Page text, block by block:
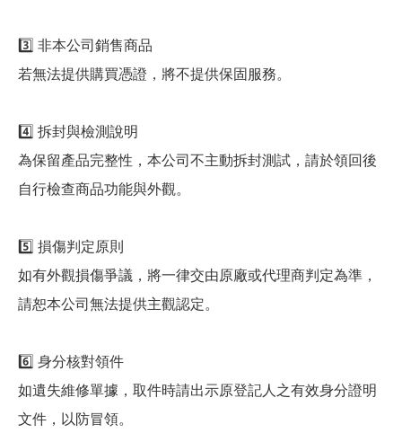
3️⃣ 非本公司銷售商品
若無法提供購買憑證，將不提供保固服務。
4️⃣ 拆封與檢測說明
為保留產品完整性，本公司不主動拆封測試，請於領回後
自行檢查商品功能與外觀。
5️⃣ 損傷判定原則
如有外觀損傷爭議，將一律交由原廠或代理商判定為準，
請恕本公司無法提供主觀認定。
6️⃣ 身分核對領件
如遺失維修單據，取件時請出示原登記人之有效身分證明
文件，以防冒領。